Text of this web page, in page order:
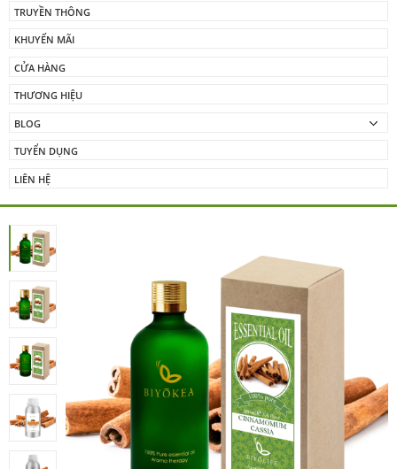
TRUYỀN THÔNG
KHUYẾN MÃI
CỬA HÀNG
THƯƠNG HIỆU
BLOG
TUYỂN DỤNG
LIÊN HỆ